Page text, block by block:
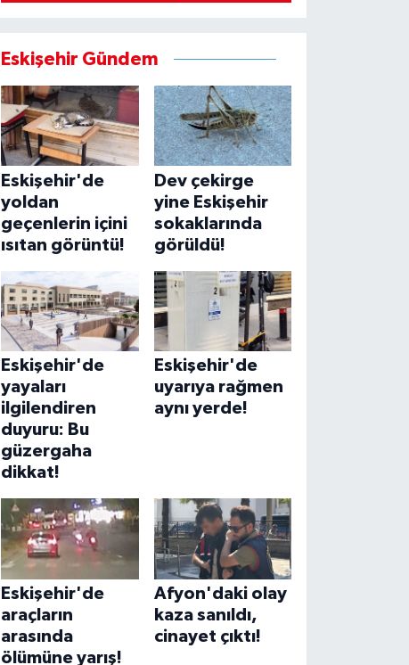
Eskişehir Gündem
Eskişehir'de
yoldan
geçenlerin içini
ısıtan görüntü!
Dev çekirge
yine Eskişehir
sokaklarında
görüldü!
Eskişehir'de
yayaları
ilgilendiren
duyuru: Bu
güzergaha
dikkat!
Eskişehir'de
uyarıya rağmen
aynı yerde!
Eskişehir'de
araçların
arasında
ölümüne yarış!
Afyon'daki olay
kaza sanıldı,
cinayet çıktı!